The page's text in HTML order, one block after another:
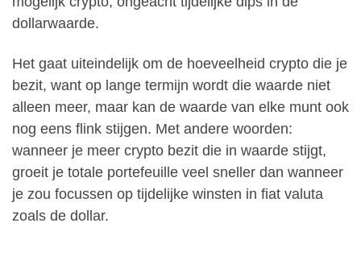
dollarwaarde.
Het gaat uiteindelijk om de hoeveelheid crypto die je
bezit, want op lange termijn wordt die waarde niet
alleen meer, maar kan de waarde van elke munt ook
nog eens flink stijgen. Met andere woorden:
wanneer je meer crypto bezit die in waarde stijgt,
groeit je totale portefeuille veel sneller dan wanneer
je zou focussen op tijdelijke winsten in fiat valuta
zoals de dollar.